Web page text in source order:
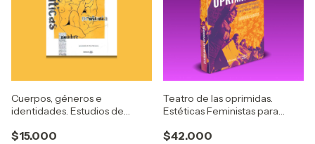
Cuerpos, géneros e
identidades. Estudios de
$15.000
Teatro de las oprimidas.
Estéticas Feministas para
$42.000